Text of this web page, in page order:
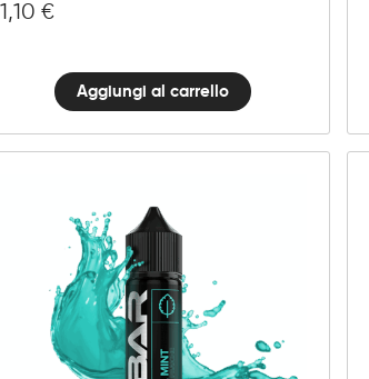
1,10€
Aggiungi al carrello